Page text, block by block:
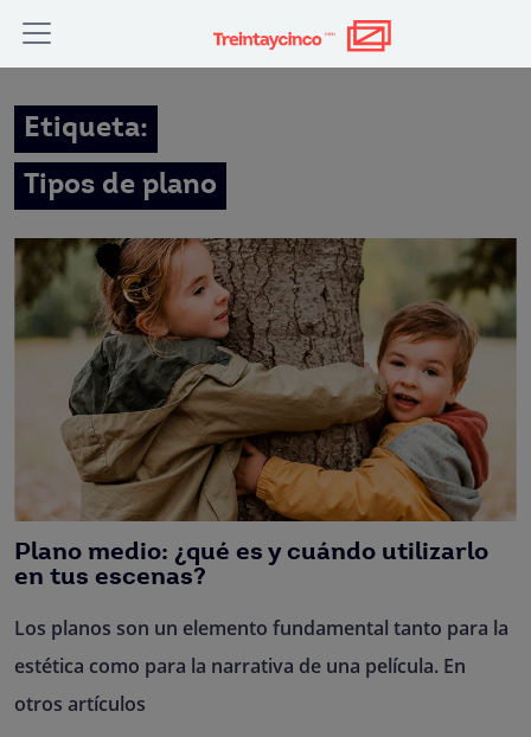
Etiqueta:
Tipos de plano
Plano medio: ¿qué es y cuándo utilizarlo
en tus escenas?
Los planos son un elemento fundamental tanto para la
estética como para la narrativa de una película. En
otros artículos